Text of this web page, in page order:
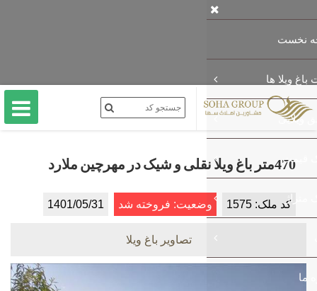
470متر باغ ویلا نقلی و شیک در مهرچین ملارد
کد ملک: 1575 وضعیت: فروخته شد 1401/05/31
تصاویر باغ ویلا